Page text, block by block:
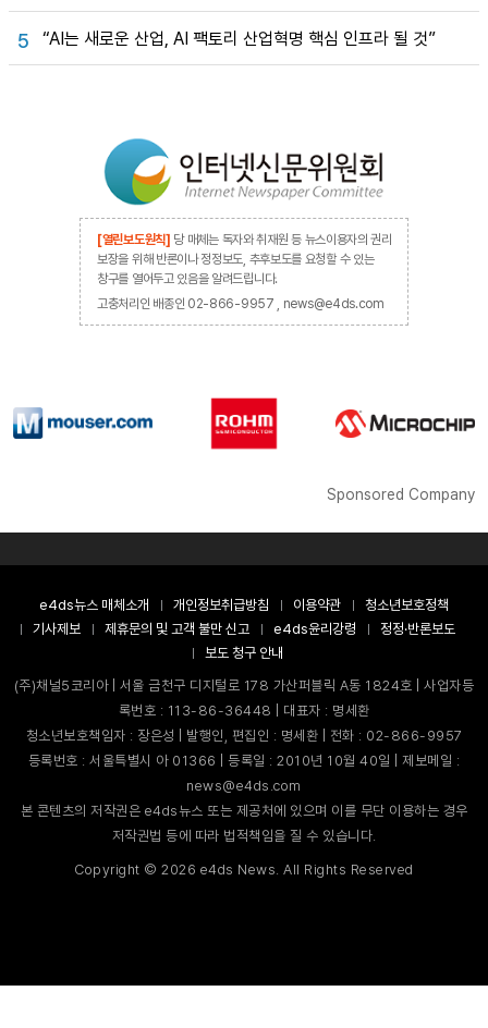
5 “AI는 새로운 산업, AI 팩토리 산업혁명 핵심 인프라 될 것”
[열린보도원칙] 당 매체는 독자와 취재원 등 뉴스이용자의 권리
보장을 위해 반론이나 정정보도, 추후보도를 요청할 수 있는
창구를 열어두고 있음을 알려드립니다.
고충처리인 배종인 02-866-9957 , news@e4ds.com
Sponsored Company
e4ds뉴스 매체소개 개인정보취급방침 이용약관
청소년보호정책
기사제보
제휴문의 및 고객 불만 신고 e4ds윤리강령
정정·반론보도
보도 청구 안내
(주)채널5코리아 | 서울 금천구 디지털로 178 가산퍼블릭 A동 1824호 | 사업자등
록번호 : 113-86-36448 | 대표자 : 명세환
청소년보호책임자 : 장은성 | 발행인, 편집인 : 명세환 | 전화 : 02-866-9957
등록번호 : 서울특별시 아 01366 | 등록일 : 2010년 10월 40일 | 제보메일 :
news@e4ds.com
본 콘텐츠의 저작권은 e4ds뉴스 또는 제공처에 있으며 이를 무단 이용하는 경우
저작권법 등에 따라 법적책임을 질 수 있습니다.
Copyright ©2026 e4ds News. All Rights Reserved